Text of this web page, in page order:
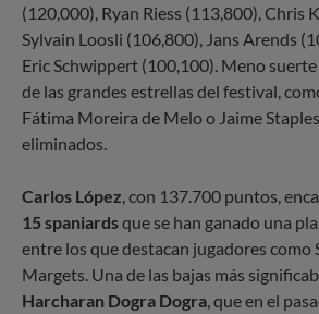
(120,000), Ryan Riess (113,800), Chris
Sylvain Loosli (106,800), Jans Arends
Eric Schwippert (100,100). Meno
de las grandes estrellas del festival,
Fátima Moreira de Melo o Jaime
eliminados.
Carlos López , con 137.700 puntos,
15 spaniardsque se han ganado una
entre los que destacan jugadores como
Margets. Una de las bajas más
Harcharan Dogra Dogra , que en el